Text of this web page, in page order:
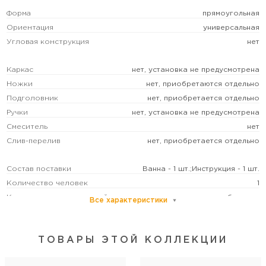
Форма прямоугольная
Ориентация универсальная
Угловая конструкция нет
Каркас нет, установка не предусмотрена
Ножки нет, приобретаются отдельно
Подголовник нет, приобретается отдельно
Ручки нет, установка не предусмотрена
Смеситель нет
Слив-перелив нет, приобретается отдельно
Состав поставки Ванна - 1 шт.;Инструкция - 1 шт.
Количество человек 1
Категория пользователей бытовая
Регулируемая высота ножек
Все характеристики
ТОВАРЫ ЭТОЙ КОЛЛЕКЦИИ